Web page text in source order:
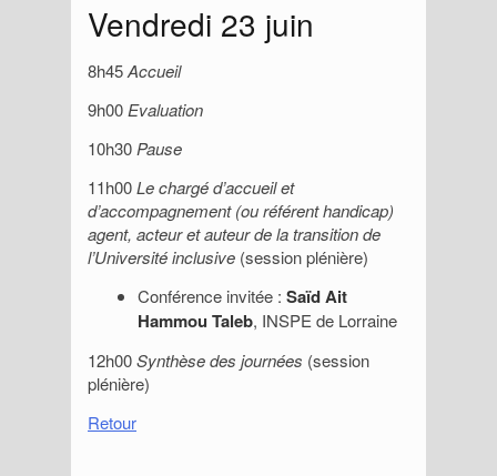
Vendredi 23 juin
8h45Accueil
9h00 Evaluation
10h30 Pause
11h00Le chargé d’accueil et
d’accompagnement (ou référent handicap)
agent, acteur et auteur de la transition de
l’Université inclusive (session plénière)
Conférence invitée : Saïd Ait
Hammou Taleb, INSPE de Lorraine
12h00Synthèse des journées (session
plénière)
Retour